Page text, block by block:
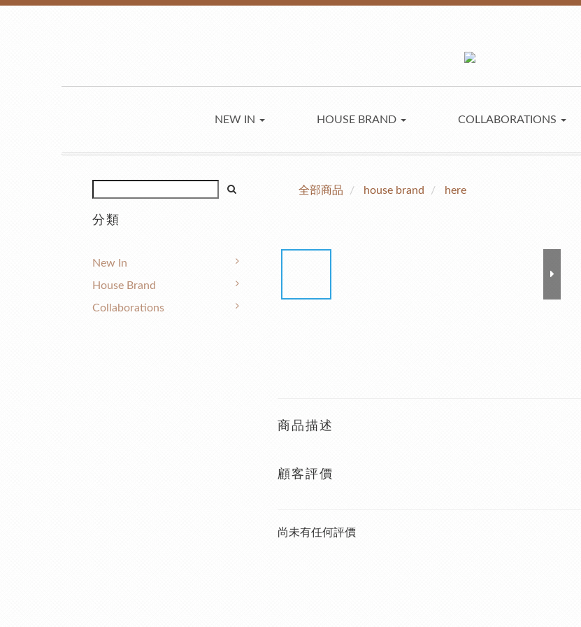
NEW IN HOUSE BRAND COLLABORATIONS
分類
New In
House Brand
Collaborations
全部商品 house brand here
商品描述
顧客評價
尚未有任何評價